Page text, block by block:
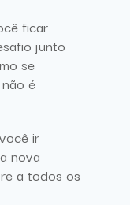
ficar
junto
se
é
ir
nova
a todos os